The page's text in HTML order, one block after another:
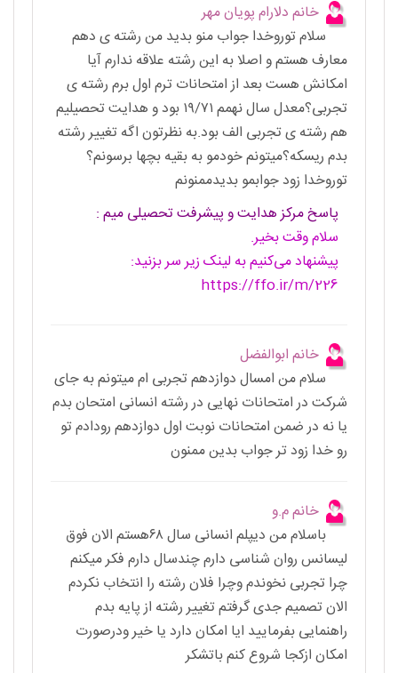
خانم دلارام پویان مهر
سلام توروخدا جواب منو بدید من رشته ی دهم
معارف هستم و اصلا به این رشته علاقه ندارم آیا
امکانش هست بعد از امتحانات ترم اول برم رشته ی
تجربی؟معدل سال نهمم ۱۹/۷۱ بود و هدایت تحصیلیم
هم رشته ی تجربی الف بود.به نظرتون اگه تغییر رشته
بدم ریسکه؟میتونم خودمو به بقیه بچها برسونم؟
توروخدا زود جوابمو بدیدممنونم
پاسخ مرکز هدایت و پیشرفت تحصیلی میم :
سلام وقت بخیر.
پیشنهاد می‌کنیم به لینک زیر سر بزنید:
https://ffo.ir/m/226
خانم ابوالفضل
سلام من امسال دوازدهم تجربی ام میتونم به جای
شرکت در امتحانات نهایی در رشته انسانی امتحان بدم
یا نه در ضمن امتحانات نوبت اول دوازدهم رودادم تو
رو خدا زود تر جواب بدین ممنون
خانم م.و
باسلام من دیپلم انسانی سال ۶۸هستم الان فوق
لیسانس روان شناسی دارم چندسال دارم فکر میکنم
چرا تجربی نخوندم وچرا فلان رشته را انتخاب نکردم
الان تصمیم جدی گرفتم تغییر رشته از پایه بدم
راهنمایی بفرمایید ایا امکان دارد یا خیر ودرصورت
امکان ازکجا شروع کنم باتشکر